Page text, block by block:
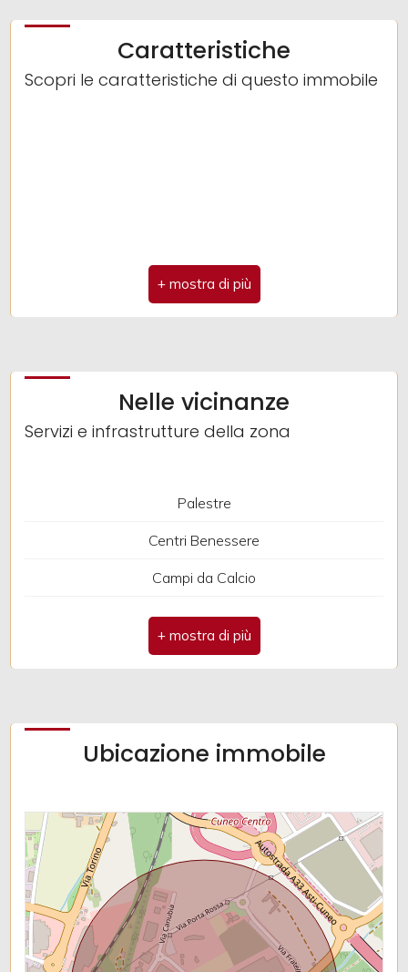
Caratteristiche
Scopri le caratteristiche di questo immobile
Nelle vicinanze
Servizi e infrastrutture della zona
Palestre
Centri Benessere
Campi da Calcio
Complessi Sportivi
Campi da Tennis
Stazione Ferroviaria
Asilo
Scuole Elementari
Scuole Medie
Scuole Superiori
Ubicazione immobile
-